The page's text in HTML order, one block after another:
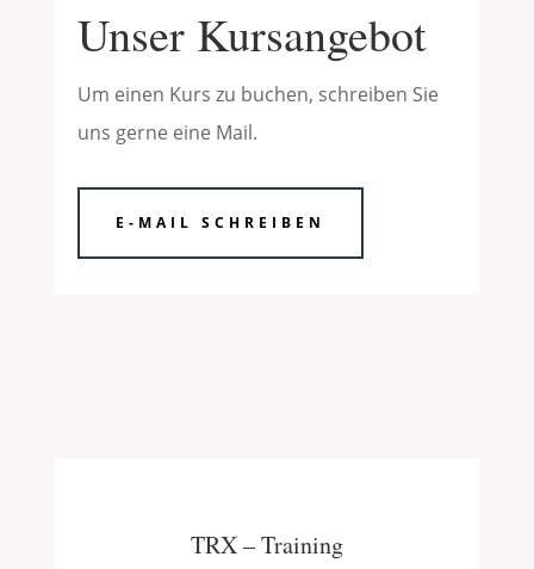
Unser Kursangebot
Um einen Kurs zu buchen, schreiben Sie
uns gerne eine Mail.
E-MAIL SCHREIBEN
TRX – Training